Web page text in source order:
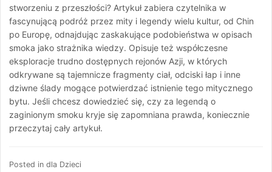
stworzeniu z przeszłości? Artykuł zabiera czytelnika w
fascynującą podróż przez mity i legendy wielu kultur, od Chin
po Europę, odnajdując zaskakujące podobieństwa w opisach
smoka jako strażnika wiedzy. Opisuje też współczesne
eksploracje trudno dostępnych rejonów Azji, w których
odkrywane są tajemnicze fragmenty ciał, odciski łap i inne
dziwne ślady mogące potwierdzać istnienie tego mitycznego
bytu. Jeśli chcesz dowiedzieć się, czy za legendą o
zaginionym smoku kryje się zapomniana prawda, koniecznie
przeczytaj cały artykuł.
Posted in dla Dzieci